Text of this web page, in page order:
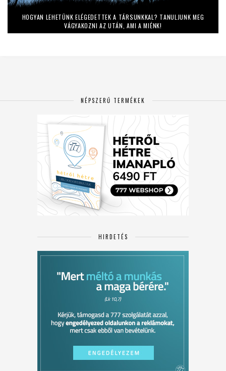
HOGYAN LEHETÜNK ELÉGEDETTEK A TÁRSUNKKAL? TANULJUNK MEG
VÁGYAKOZNI AZ UTÁN, AMI A MIÉNK!
NÉPSZERŰ TERMÉKEK
HIRDETÉS